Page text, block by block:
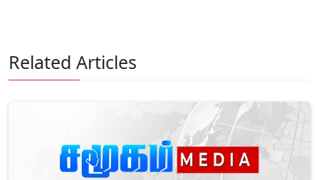
Related Articles